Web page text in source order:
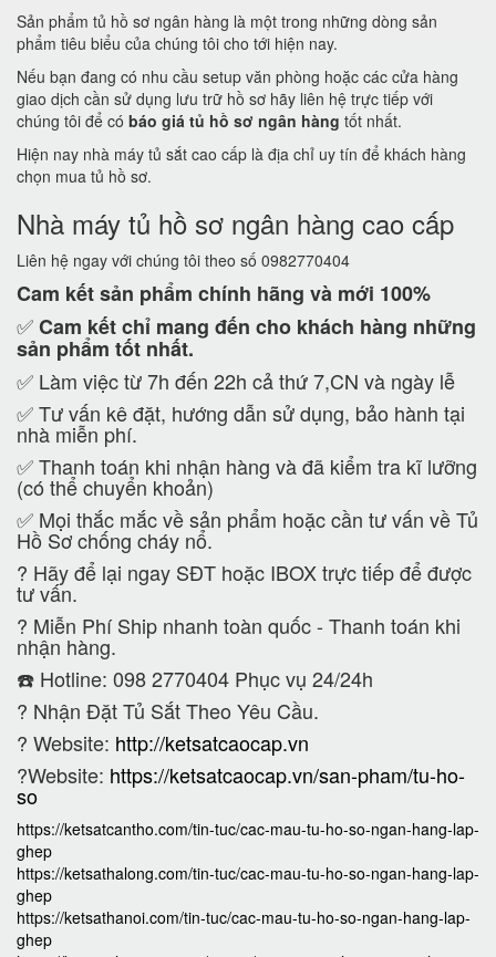
Sản phẩm tủ hồ sơ ngân hàng là một trong những dòng sản
phẩm tiêu biểu của chúng tôi cho tới hiện nay.
Nếu bạn đang có nhu cầu setup văn phòng hoặc các cửa hàng
giao dịch cần sử dụng lưu trữ hồ sơ hãy liên hệ trực tiếp với
chúng tôi để có báo giá tủ hồ sơ ngân hàng tốt nhất.
Hiện nay nhà máy tủ sắt cao cấp là địa chỉ uy tín để khách hàng
chọn mua tủ hồ sơ.
Nhà máy tủ hồ sơ ngân hàng cao cấp
Liên hệ ngay với chúng tôi theo số 0982770404
Cam kếtsản phẩm chính hãng và mới 100%
✅Cam kếtchỉ mang đến cho khách hàng những
sản phẩm tốt nhất.
✅ Làm việc từ 7h đến 22h cả thứ 7,CN và ngày lễ
✅ Tư vấn kê đặt, hướng dẫn sử dụng, bảo hành tại
nhà miễn phí.
✅ Thanh toán khi nhận hàng và đã kiểm tra kĩ lưỡng
(có thể chuyển khoản)
✅ Mọi thắc mắc về sản phẩm hoặc cần tư vấn về Tủ
Hồ Sơ chống cháy nổ.
? Hãy để lại ngay SĐT hoặc IBOX trực tiếp để được
tư vấn.
? Miễn Phí Ship nhanh toàn quốc - Thanh toán khi
nhận hàng.
☎️ Hotline: 098 2770404 Phục vụ 24/24h
? Nhận Đặt Tủ Sắt Theo Yêu Cầu.
? Website: http://ketsatcaocap.vn
?Website: https://ketsatcaocap.vn/san-pham/tu-ho-
so
https://ketsatcantho.com/tin-tuc/cac-mau-tu-ho-so-ngan-hang-lap-
ghep
https://ketsathalong.com/tin-tuc/cac-mau-tu-ho-so-ngan-hang-lap-
ghep
https://ketsathanoi.com/tin-tuc/cac-mau-tu-ho-so-ngan-hang-lap-
ghep